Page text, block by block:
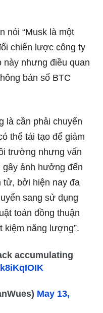
nói “Musk là một
chiến lược công ty
nhưng điều quan
bán số BTC
là cần phải chuyển
thể tái tạo để giảm
trường nhưng vấn
gây ảnh hưởng đến
tử, bởi hiện nay đa
sang sử dụng
toán đồng thuận
kiệm năng lượng”.
accumulating
May 13,